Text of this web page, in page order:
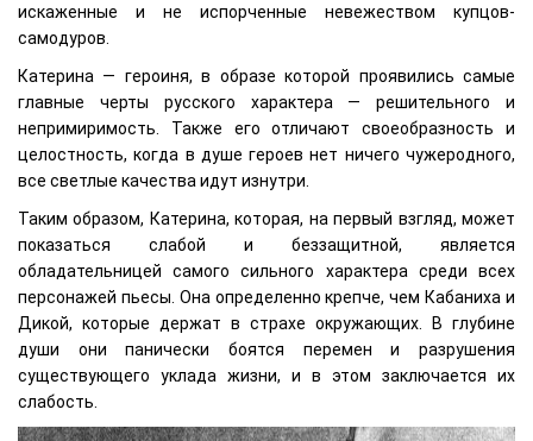
искаженные и не испорченные невежеством купцов-
самодуров.
Катерина — героиня, в образе которой проявились самые
главные черты русского характера — решительного и
непримиримость. Также его отличают своеобразность и
целостность, когда в душе героев нет ничего чужеродного,
все светлые качества идут изнутри.
Таким образом, Катерина, которая, на первый взгляд, может
показаться слабой и беззащитной, является
обладательницей самого сильного характера среди всех
персонажей пьесы. Она определенно крепче, чем Кабаниха и
Дикой, которые держат в страхе окружающих. В глубине
души они панически боятся перемен и разрушения
существующего уклада жизни, и в этом заключается их
слабость.